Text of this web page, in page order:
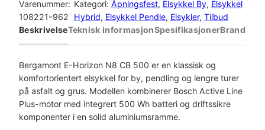
Varenummer:
108221-962
Kategori: Åpningsfest, Elsykkel By, Elsykkel
Hybrid, Elsykkel Pendle, Elsykler, Tilbud
BeskrivelseTeknisk informasjonSpesifikasjonerBrand
Bergamont E-Horizon N8 CB 500 er en klassisk og
komfortorientert elsykkel for by, pendling og lengre turer
på asfalt og grus. Modellen kombinerer Bosch Active Line
Plus-motor med integrert 500 Wh batteri og driftssikre
komponenter i en solid aluminiumsramme.